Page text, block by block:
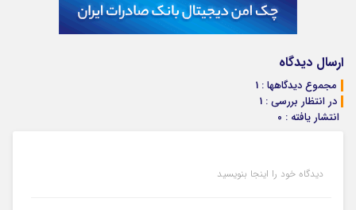
ارسال دیدگاه
مجموع دیدگاهها : 1
در انتظار بررسی : 1
انتشار یافته : ۰
دیدگاه خود را اینجا بنویسید